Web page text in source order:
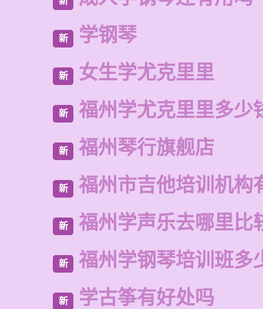
新 学钢琴
新 女生学尤克里里
新 福州学尤克里里多少
新 福州琴行旗舰店
新 福州市吉他培训机构
新 福州学声乐去哪里比
新 福州学钢琴培训班多
新 学古筝有好处吗